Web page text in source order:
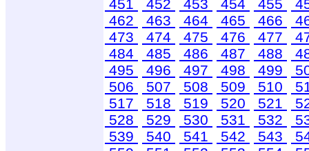
451
452 453 454 455
462
463 464 465 466
473
474 475 476 477
484
485 486 487 488
495
496 497 498 499
506
507 508 509 510
517
518 519 520 521
528
529 530 531 532
539
540 541 542 543